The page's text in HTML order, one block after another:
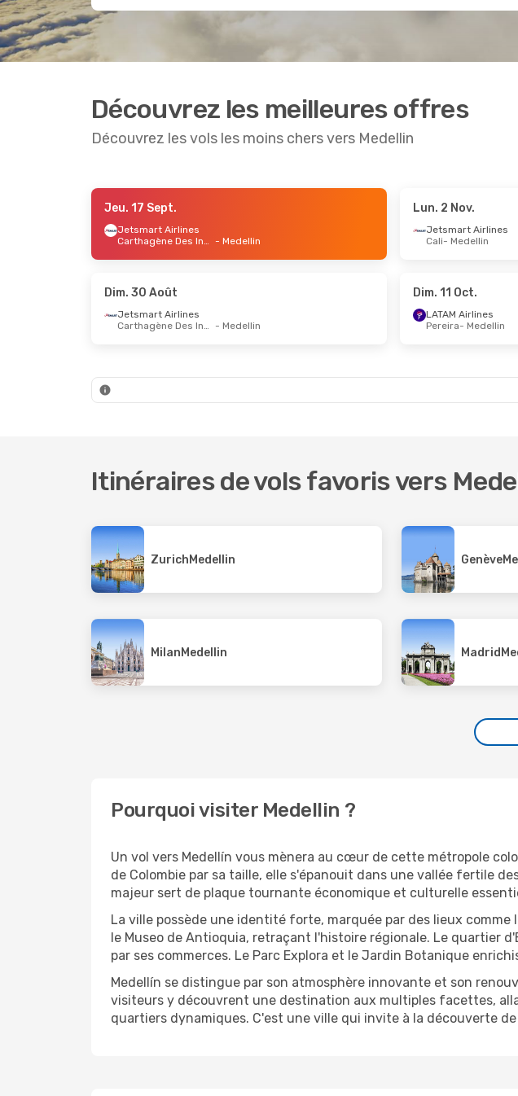
Découvrez les meilleures offres
Découvrez les vols les moins chers vers Medellin
- Sam. 12 Sept.
- Medellin
- Medellin
- Dim. 30 Août - Jeu. 8 Oct.
Jeu. 17 Sept.
Jetsmart Airlines
Carthagène Des Indes - Medellin
Lun. 2 Nov.
Jetsmart Airlines
Cali- Medellin
Dim. 30 Août
Jetsmart Airlines
Carthagène Des Indes
- Medellin
Dim. 11 Oct.
LATAM Airlines
Pereira- Medellin
Itinéraires de vols favoris vers
ZurichMedellin Genève
MilanMedellin Madrid
Pourquoi visiter Medellin ?
Un vol vers Medellín vous mènera au cœur de cette métropole
de Colombie par sa taille, elle s'épanouit dans une vallée fertile
majeur sert de plaque tournante économique et culturelle
La ville possède une identité forte, marquée par des lieux
le Museo de Antioquia, retraçant l'histoire régionale. Le quartier
par ses commerces. Le Parc Explora et le Jardin Botanique
Medellín se distingue par son atmosphère innovante et son
visiteurs y découvrent une destination aux multiples facettes,
quartiers dynamiques. C'est une ville qui invite à la découverte